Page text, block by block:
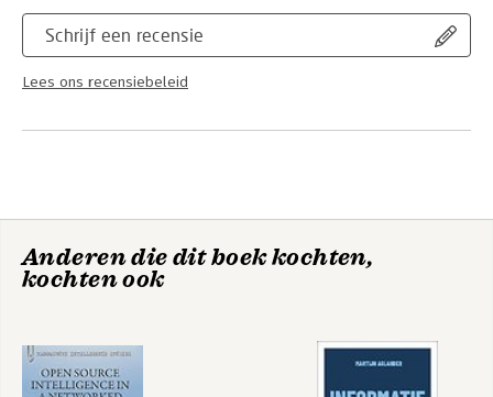
Schrijf een recensie
Lees ons recensiebeleid
Anderen die dit boek kochten,
kochten ook